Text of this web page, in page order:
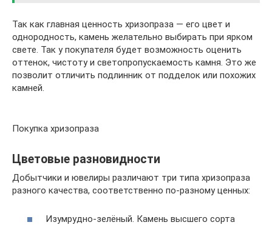
Так как главная ценность хризопраза — его цвет и
однородность, камень желательно выбирать при ярком
свете. Так у покупателя будет возможность оценить
оттенок, чистоту и светопропускаемость камня. Это же
позволит отличить подлинник от подделок или похожих
камней.
Покупка хризопраза
Цветовые разновидности
Добытчики и ювелиры различают три типа хризопраза
разного качества, соответственно по-разному ценных:
Изумрудно-зелёный. Камень высшего сорта